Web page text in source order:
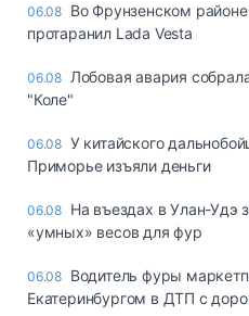
06.08 Во Фрунзенском
протаранил Lada Vesta
06.08 Лобовая авария
"Коле"
06.08 У китайского
Приморье изъяли деньги
06.08 Ha въeздax в Улaн-Удэ
«yмныx» вecoв для фyp
06.08 Водитель фуры
Екатеринбургом в ДТП с